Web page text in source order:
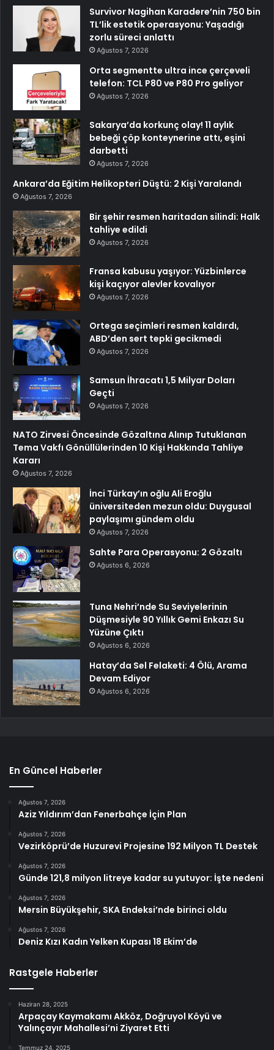
Survivor Nagihan Karadere’nin 750 bin
TL’lik estetik operasyonu: Yaşadığı
zorlu süreci anlattı
Ağustos 7, 2026
Orta segmentte ultra ince çerçeveli
telefon: TCL P80 ve P80 Pro geliyor
Ağustos 7, 2026
Sakarya’da korkunç olay! 11 aylık
bebeği çöp konteynerine attı, eşini
darbetti
Ağustos 7, 2026
Ankara’da Eğitim Helikopteri Düştü: 2 Kişi Yaralandı
Ağustos 7, 2026
Bir şehir resmen haritadan silindi: Halk
tahliye edildi
Ağustos 7, 2026
Fransa kabusu yaşıyor: Yüzbinlerce
kişi kaçıyor alevler kovalıyor
Ağustos 7, 2026
Ortega seçimleri resmen kaldırdı,
ABD’den sert tepki gecikmedi
Ağustos 7, 2026
Samsun İhracatı 1,5 Milyar Doları
Geçti
Ağustos 7, 2026
NATO Zirvesi Öncesinde Gözaltına Alınıp Tutuklanan
Tema Vakfı Gönüllülerinden 10 Kişi Hakkında Tahliye
Kararı
Ağustos 7, 2026
İnci Türkay’ın oğlu Ali Eroğlu
üniversiteden mezun oldu: Duygusal
paylaşımı gündem oldu
Ağustos 7, 2026
Sahte Para Operasyonu: 2 Gözaltı
Ağustos 6, 2026
Tuna Nehri’nde Su Seviyelerinin
Düşmesiyle 90 Yıllık Gemi Enkazı Su
Yüzüne Çıktı
Ağustos 6, 2026
Hatay’da Sel Felaketi: 4 Ölü, Arama
Devam Ediyor
Ağustos 6, 2026
En Güncel Haberler
Ağustos 7, 2026
Aziz Yıldırım’dan Fenerbahçe İçin Plan
Ağustos 7, 2026
Vezirköprü’de Huzurevi Projesine 192 Milyon TL Destek
Ağustos 7, 2026
Günde 121,8 milyon litreye kadar su yutuyor: İşte nedeni
Ağustos 7, 2026
Mersin Büyükşehir, SKA Endeksi’nde birinci oldu
Ağustos 7, 2026
Deniz Kızı Kadın Yelken Kupası 18 Ekim’de
Rastgele Haberler
Haziran 28, 2025
Arpaçay Kaymakamı Akköz, Doğruyol Köyü ve
Yalınçayır Mahallesi’ni Ziyaret Etti
Temmuz 24, 2025